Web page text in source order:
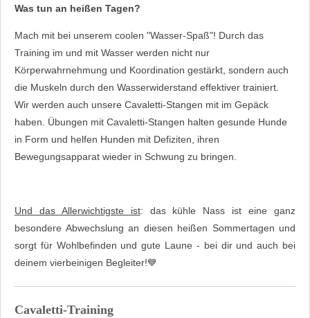
Was tun an heißen Tagen?
Mach mit bei unserem coolen "Wasser-Spaß"! Durch das
Training im und mit Wasser werden nicht nur
Körperwahrnehmung und Koordination gestärkt, sondern auch
die Muskeln durch den Wasserwiderstand effektiver trainiert.
Wir werden auch unsere Cavaletti-Stangen mit im Gepäck
haben. Übungen mit Cavaletti-Stangen halten gesunde Hunde
in Form und helfen Hunden mit Defiziten, ihren
Bewegungsapparat wieder in Schwung zu bringen.
Und das Allerwichtigste ist: das kühle Nass ist eine ganz
besondere Abwechslung an diesen heißen Sommertagen und
sorgt für Wohlbefinden und gute Laune - bei dir und auch bei
deinem vierbeinigen Begleiter!💙
Cavaletti-Training